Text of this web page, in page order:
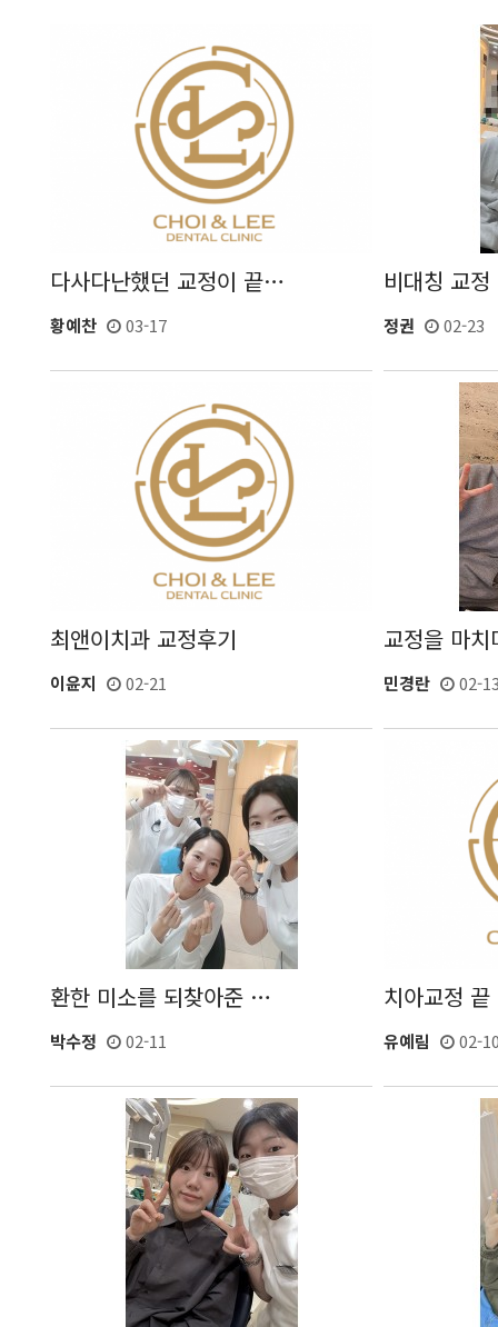
다사다난했던 교정이 끝…
황예찬 03-17
비대칭 교정
정권 02-23
최앤이치과 교정후기
이윤지 02-21
교정을 마치
민경란 02-
환한 미소를 되찾아준 …
박수정 02-11
치아교정 끝
유예림 02-